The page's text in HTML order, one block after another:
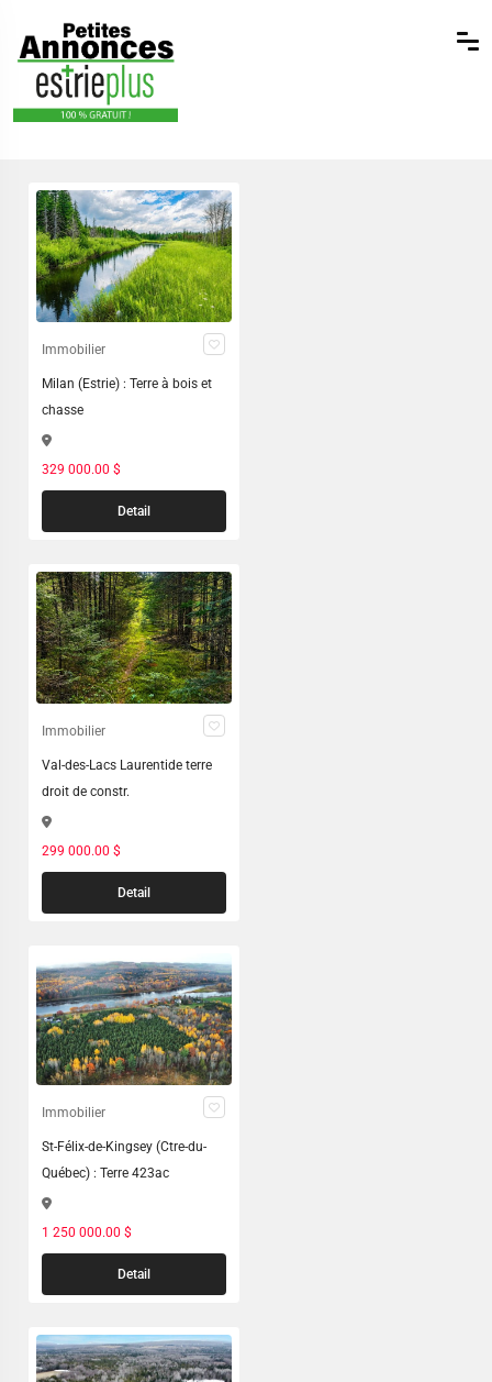
Immobilier
Milan (Estrie) : Terre à bois et
chasse
329 000.00 $
Detail
Immobilier
Val-des-Lacs Laurentide terre
droit de constr.
299 000.00 $
Detail
Immobilier
St-Félix-de-Kingsey (Ctre-du-
Québec) : Terre 423ac
1 250 000.00 $
Detail